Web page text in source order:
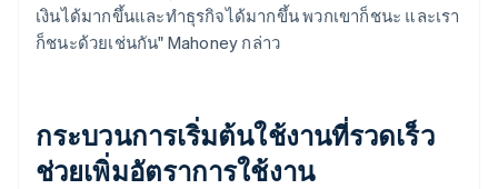
เงินได้มากขึ้นและทำธุรกิจได้มากขึ้น พวกเขาก็ชนะ และเรา
ก็ชนะด้วยเช่นกัน" Mahoney กล่าว
กระบวนการเริ่มต้นใช้งานที่รวดเร็ว
ช่วยเพิ่มอัตราการใช้งาน